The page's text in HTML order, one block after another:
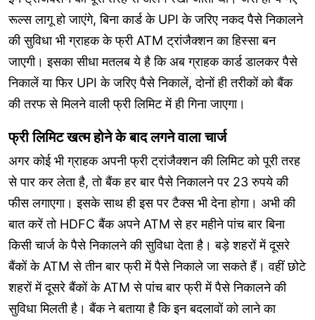
रूल्स लागू हो जाएंगे, बिना कार्ड के UPI के जरिए नकद पैसे निकालने
की सुविधा भी ग्राहक के फ्री ATM ट्रांजैक्शन का हिस्सा बन
जाएगी। इसका सीधा मतलब ये है कि अब ग्राहक कार्ड डालकर पैसे
निकालें या फिर UPI के जरिए पैसे निकालें, दोनों ही तरीकों को बैंक
की तरफ से मिलने वाली फ्री लिमिट में ही गिना जाएगा।
फ्री लिमिट खत्म होने के बाद लगने वाला चार्ज
अगर कोई भी ग्राहक अपनी फ्री ट्रांजैक्शन की लिमिट को पूरी तरह
से पार कर लेता है, तो बैंक हर बार पैसे निकालने पर 23 रुपये की
फीस लगाएगा। इसके साथ ही इस पर टैक्स भी देना होगा। अभी की
बात करें तो HDFC बैंक अपने ATM से हर महीने पांच बार बिना
किसी चार्ज के पैसे निकालने की सुविधा देता है। बड़े शहरों में दूसरे
बैंकों के ATM से तीन बार फ्री में पैसे निकाले जा सकते हैं। वहीं छोटे
शहरों में दूसरे बैंकों के ATM से पांच बार फ्री में पैसे निकालने की
सुविधा मिलती है। बैंक ने बताया है कि इन बदलावों को लाने का